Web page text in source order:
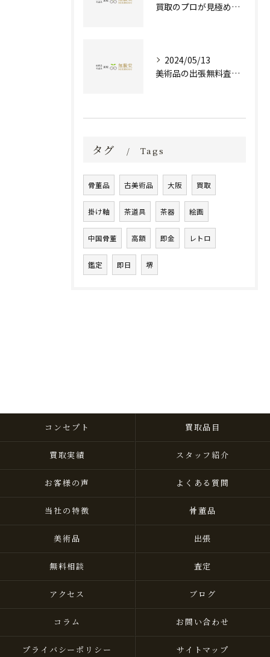
買取のプロが見極める！骨董品の価値と査定とは？
2024/05/13
美術品の出張無料査定 | 一万点以上の実績で信頼の骨董品買取専門店
タグ Tags
骨董品 古美術品 大阪 買取
掛け軸 茶道具 茶器 絵画
中国骨董 高額 即金 レトロ
鑑定 即日 堺
コンセプト 買取品目
買取実績 スタッフ紹介
お客様の声 よくある質問
当社の特徴 骨董品
美術品 出張
無料相談 査定
アクセス ブログ
コラム お問い合わせ
プライバシーポリシー サイトマップ